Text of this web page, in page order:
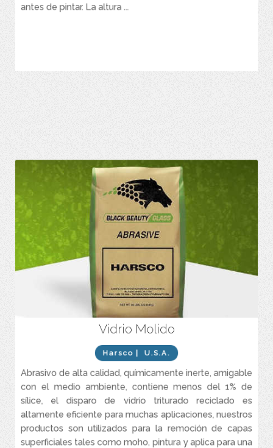
antes de pintar. La altura ...
Vidrio Molido
Harsco | U.S.A.
Abrasivo de alta calidad, químicamente inerte, amigable
con el medio ambiente, contiene menos del 1% de
sílice, el disparo de vidrio triturado reciclado es
altamente eficiente para muchas aplicaciones, nuestros
productos son utilizados para la remoción de capas
superficiales tales como moho, pintura y aplica para una
El abrasivo Black Beauty vidrio Molido es de alta calidad,
Producido 100% de vidrio reciclado, amigable con el medio
Produce superficie metal blanco.
Las materias primas abrasivas Black Beauty® se obtienen de
fuentes rigurosamente evaluadas y aprobadas por el Centro de
Tecnología de Harsco, regidas a las normas ambientales,
incluyendo las especificaciones de abrasivos más exigentes del
mercado.